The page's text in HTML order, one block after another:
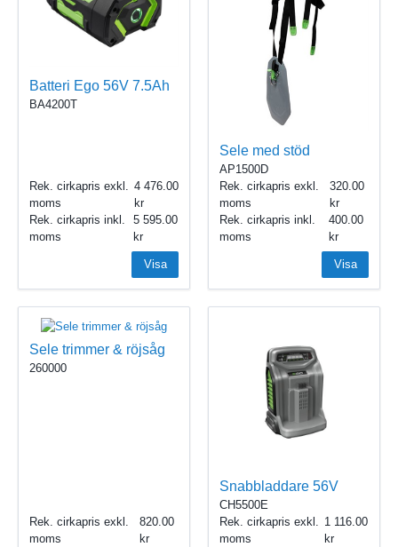
Batteri Ego 56V 7.5Ah
BA4200T
Rek. cirkapris exkl.
moms
4 476.00
Rek. cirkapris inkl.
moms
5 595.00
Visa
Sele med stöd
AP1500D
Rek. cirkapris exkl.
moms
320.00
Rek. cirkapris inkl.
moms
400.00
Visa
Sele trimmer & röjsåg
260000
Rek. cirkapris exkl.
moms
820.00
Snabbladdare 56V
CH5500E
Rek. cirkapris exkl.
moms
1 116.00